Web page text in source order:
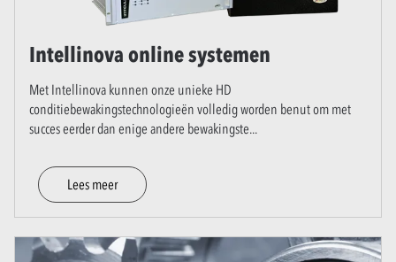
Intellinova online systemen
Met Intellinova kunnen onze unieke HD
conditiebewakingstechnologieën volledig worden benut om met
succes eerder dan enige andere bewakingste...
Lees meer